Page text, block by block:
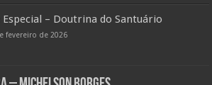
Especial – Doutrina do Santuário
fevereiro de 2026